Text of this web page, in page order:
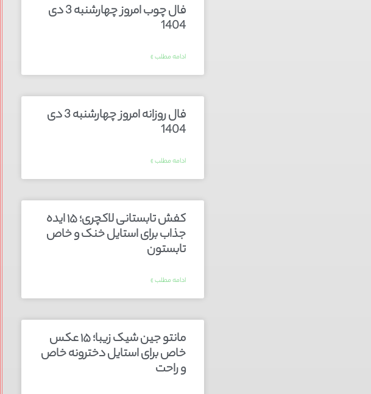
فال چوب امروز چهارشنبه 3 دی
1404
ادامه مطلب »
فال روزانه امروز چهارشنبه 3 دی
1404
ادامه مطلب »
کفش تابستانی لاکچری؛ ۱۵ ایده‌
جذاب برای استایل خنک و خاص
تابستون
ادامه مطلب »
مانتو جین شیک زیبا؛ ۱۵ عکس
خاص برای استایل دخترونه خاص
و راحت